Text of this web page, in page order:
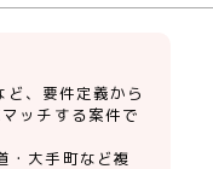
、要件定義から
ッチする案件で
・大手町など複